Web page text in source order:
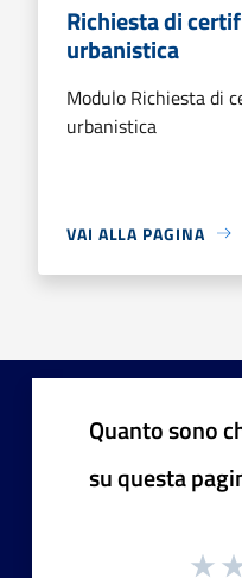
Richiesta di
urbanistica
Modulo Richiesta di
urbanistica
VAI ALLA PAGINA
Quanto sono
su questa